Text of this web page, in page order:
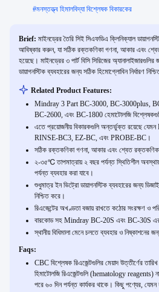
#মনস্তত্ত্ব হিমালবিদ্যা বিশ্লেষক বিকারকের
Brief: মাইনড্রের তৈরি সিই সিএফডিএ ক্লিনিক্যাল
আবিষ্কার করুন, যা সঠিক রক্তকণিকা গণনা, আকার এবং
হয়েছে। মাইনড্রের ৩ পার্ট বিসি সিরিজের
ডায়াগনস্টিক ব্যবহারের জন্য সঠিক হিমোগ্লোবিন নির্ধারণ
Related Product Features:
Mindray 3 Part BC-3000, BC-3000plus,
BC-2600, এবং BC-1800 হেমাটোলজি
এতে প্রয়োজনীয় বিকারকগুলি অন্তর্ভুক্ত রয়েছে
RINSE-BC3, EZ-BC, এবং PROBE-BC।
সঠিক রক্তকণিকা গণনা, আকার এবং শ্বেত রক্তকণিকা
২-৩৫℃ তাপমাত্রায় ২ বছর পর্যন্ত স্থিতিশীল
পর্যন্ত ব্যবহার করা যাবে।
শুধুমাত্র ইন ভিট্রো ডায়াগনস্টিক ব্যবহারের জন্য
নিশ্চিত করে।
রিএজেন্টের অখণ্ডতা বজায় রাখতে কঠোর সংরক্ষণ ও
বারকোড সহ Mindray BC-20S এবং BC-30S এর
স্থানীয় বিধিমালা মেনে চলতে ব্যবহার ও নিষ্কাশনের
Faqs:
CBC বিশ্লেষক রিএজেন্টগুলির মেয়াদ উত্তীর্ণের
হিমাটোলজি রিএজেন্টগুলি (hematology reagents)
পরে ৬০ দিন পর্যন্ত কার্যকর থাকে। কিছু পণ্যের,